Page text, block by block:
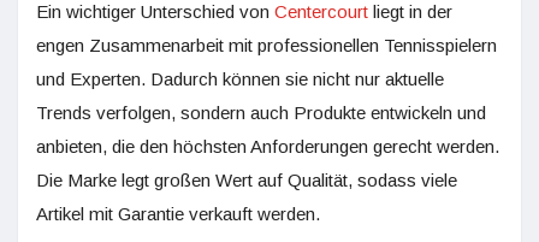
Ein wichtiger Unterschied von Centercourt liegt in der
engen Zusammenarbeit mit professionellen Tennisspielern
und Experten. Dadurch können sie nicht nur aktuelle
Trends verfolgen, sondern auch Produkte entwickeln und
anbieten, die den höchsten Anforderungen gerecht werden.
Die Marke legt großen Wert auf Qualität, sodass viele
Artikel mit Garantie verkauft werden.